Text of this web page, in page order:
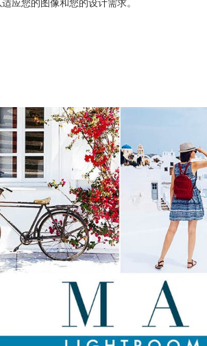
应您的图像和您的设计需求。